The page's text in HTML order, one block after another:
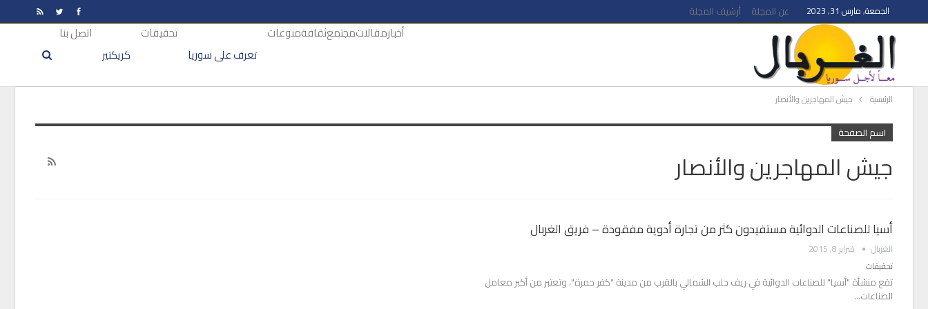
الجمعة, مارس 31, 2023 عن المجلة أرشيف المجلة
أخبارمقالاتمجتمعثقافةمنوعات
تعرف على سوريا
تحقيقات
كريكتير
اتصل بنا
الرئيسية جيش المهاجرين والأنصار
اسم الصفحة
جيش المهاجرين والأنصار
أسيا للصناعات الدوائية مستفيدون كثر من تجارة أدوية مفقودة – فريق الغربال
الغربال
فبراير 8, 2015
تحقيقات
تقع منشأة "أسيا" للصناعات الدوائية في ريف حلب الشمالي بالقرب من مدينة "كفر حمرة"، وتعتبر من أكبر معامل
الصناعات…